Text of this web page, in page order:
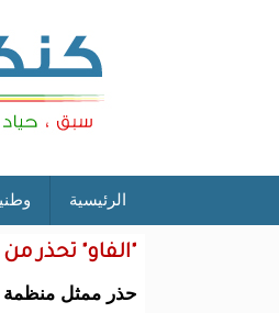
الرئيسية
"الفاو" تحذر
حذر ممثل منظمة